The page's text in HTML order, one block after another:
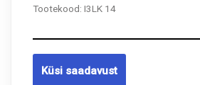
Tootekood: I3LK 14
Küsi saadavust